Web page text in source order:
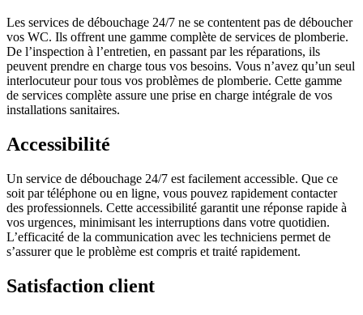
Les services de débouchage 24/7 ne se contentent pas de déboucher
vos WC. Ils offrent une gamme complète de services de plomberie.
De l’inspection à l’entretien, en passant par les réparations, ils
peuvent prendre en charge tous vos besoins. Vous n’avez qu’un seul
interlocuteur pour tous vos problèmes de plomberie. Cette gamme
de services complète assure une prise en charge intégrale de vos
installations sanitaires.
Accessibilité
Un service de débouchage 24/7 est facilement accessible. Que ce
soit par téléphone ou en ligne, vous pouvez rapidement contacter
des professionnels. Cette accessibilité garantit une réponse rapide à
vos urgences, minimisant les interruptions dans votre quotidien.
L’efficacité de la communication avec les techniciens permet de
s’assurer que le problème est compris et traité rapidement.
Satisfaction client